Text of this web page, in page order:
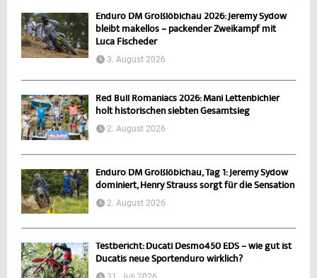
Enduro DM Großlöbichau 2026: Jeremy Sydow
bleibt makellos – packender Zweikampf mit
Luca Fischeder
3. August 2026
Red Bull Romaniacs 2026: Mani Lettenbichler
holt historischen siebten Gesamtsieg
2. August 2026
Enduro DM Großlöbichau, Tag 1: Jeremy Sydow
dominiert, Henry Strauss sorgt für die Sensation
2. August 2026
Testbericht: Ducati Desmo450 EDS – wie gut ist
Ducatis neue Sportenduro wirklich?